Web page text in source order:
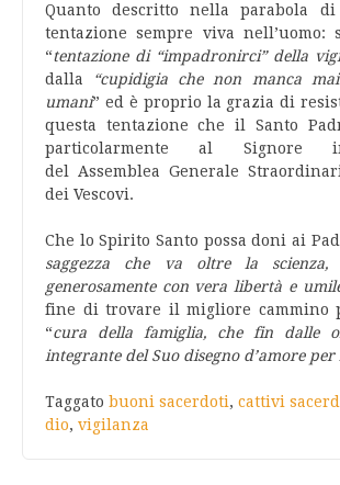
Quanto descritto nella parabola
tentazione sempre viva nell’uomo:
“tentazione di “impadronirci” della
dalla
“cupidigia che non manca
umani” ed è proprio la grazia di
questa tentazione che il Santo
particolarmente al Signore
del Assemblea Generale
dei Vescovi.
Che lo Spirito Santo possa doni ai
saggezza che va oltre la
generosamente con vera libertà e
fine di trovare il migliore cammino
“cura della famiglia, che fin dalle
integrante del Suo disegno d’amore per
Taggato buoni sacerdoti, cattivi
dio, vigilanza